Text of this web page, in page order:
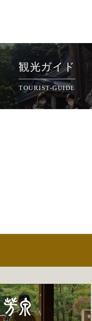
観光ガイド
TOURIST-GUIDE